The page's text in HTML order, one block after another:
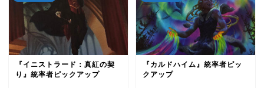
『イニストラード：真紅の契
り』統率者ピックアップ
『カルドハイム』統率者ピッ
クアップ